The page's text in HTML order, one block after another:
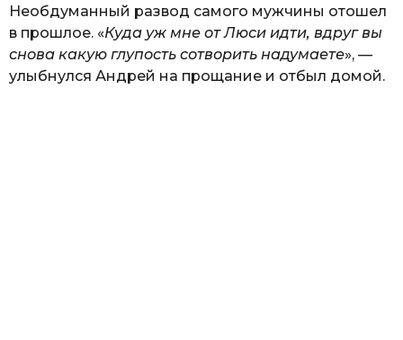
Необдуманный развод самого мужчины отошел
в прошлое. «Куда уж мне от Люси идти, вдруг вы
снова какую глупость сотворить надумаете», —
улыбнулся Андрей на прощание и отбыл домой.